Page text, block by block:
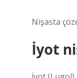
Nişasta
İyot